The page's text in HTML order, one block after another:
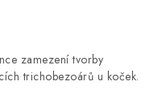
zamezení tvorby
trichobezoárů u koček.